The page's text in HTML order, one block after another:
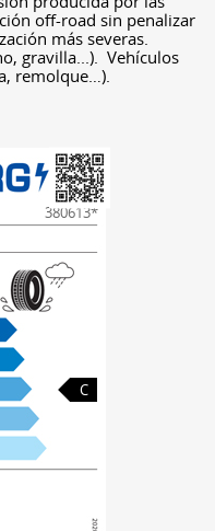
off-road sin penalizar
más severas.
gravilla...). Vehículos
remolque…).
380613*
C